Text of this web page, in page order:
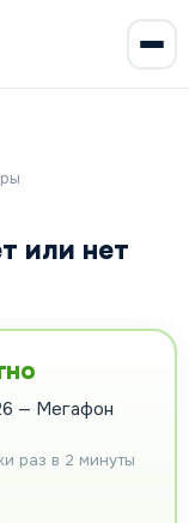
или нет
— Мегафон
раз в 2 минуты